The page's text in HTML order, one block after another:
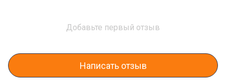
Добавьте первый отзыв
Написать отзыв